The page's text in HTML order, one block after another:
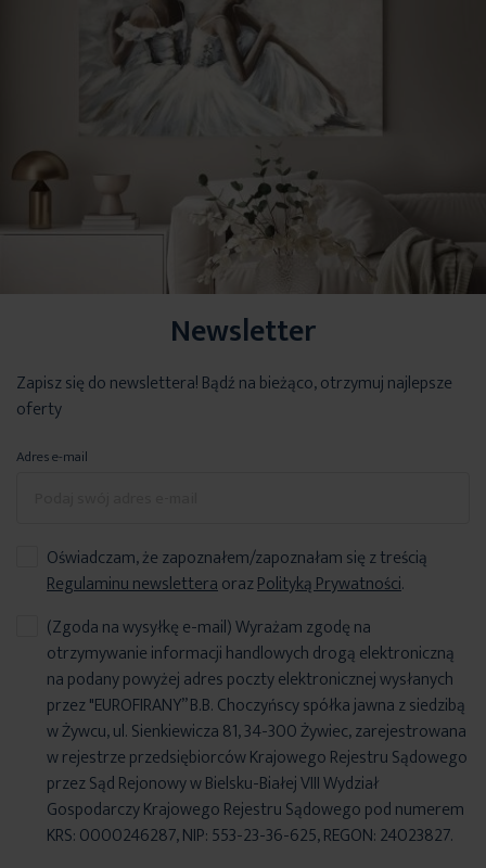
Newsletter
Zapisz się do newslettera! Bądź na bieżąco, otrzymuj najlepsze
oferty
Adres e-mail
Oświadczam, że zapoznałem/zapoznałam się z treścią
Regulaminu newsletteraorazPolityką Prywatności.
(Zgoda na wysyłkę e-mail) Wyrażam zgodę na
otrzymywanie informacji handlowych drogą elektroniczną
na podany powyżej adres poczty elektronicznej wysłanych
przez "EUROFIRANY” B.B. Choczyńscy spółka jawna z siedzibą
w Żywcu, ul. Sienkiewicza 81, 34-300 Żywiec, zarejestrowana
w rejestrze przedsiębiorców Krajowego Rejestru Sądowego
przez Sąd Rejonowy w Bielsku-Białej VIII Wydział
Gospodarczy Krajowego Rejestru Sądowego pod numerem
KRS: 0000246287, NIP: 553-23-36-625, REGON: 24023827.